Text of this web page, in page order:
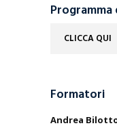
CLICCA QUI
Formatori
Andrea